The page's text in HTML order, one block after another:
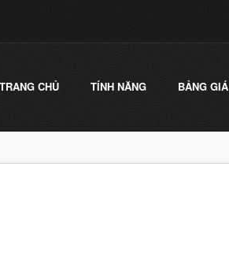
TRANG CHỦ TÍNH NĂNG BẢNG GIÁ